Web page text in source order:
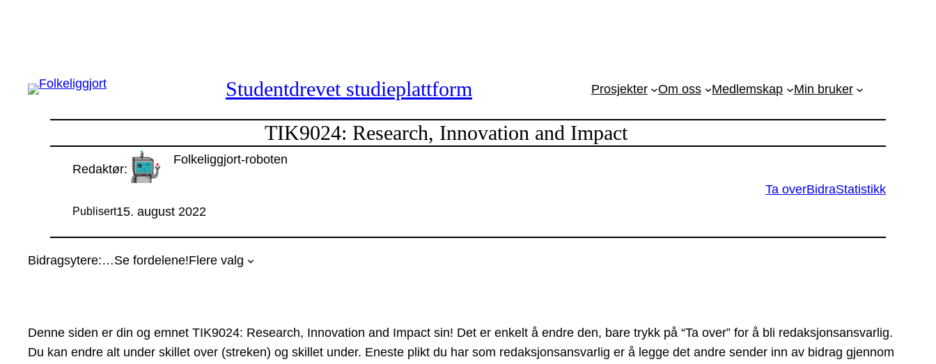
Studentdrevet studieplattform Prosjekter Om oss Medlemskap Min bruker
TIK9024: Research, Innovation and Impact
Redaktør:
Folkeliggjort-roboten
Publisert15. august 2022
Ta overBidraStatistikk
Bidragsytere:…Se fordelene!Flere valg
Denne siden er din og emnet TIK9024: Research, Innovation and Impact sin! Det er enkelt å endre den, bare trykk på “Ta over” for å bli redaksjonsansvarlig.
Du kan endre alt under skillet over (streken) og skillet under. Eneste plikt du har som redaksjonsansvarlig er å legge det andre sender inn av bidrag gjennom